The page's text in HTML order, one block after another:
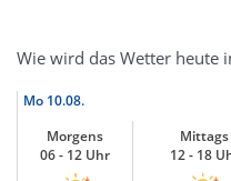
Wie wird das Wetter heute
Mo 10.08.
Morgens
06 - 12 Uhr
Mittags
12 - 18